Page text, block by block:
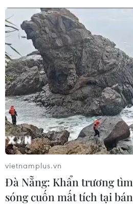
Tổng Biên tập: TRẦN TIẾN DUẨN
Phó Tổng Biên tập: NGUYỄN THỊ
THỦY
Sở hữu trí tuệ
RSS
Hỗ
Ngôn ngữ
Dịch vụ tin
Liên hệ
vietnamplus.vn
Đà Nẵng: Khẩn trương
sóng cuốn mất tích tại